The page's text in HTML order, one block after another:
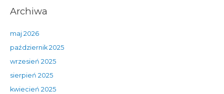
Archiwa
maj 2026
październik 2025
wrzesień 2025
sierpień 2025
kwiecień 2025